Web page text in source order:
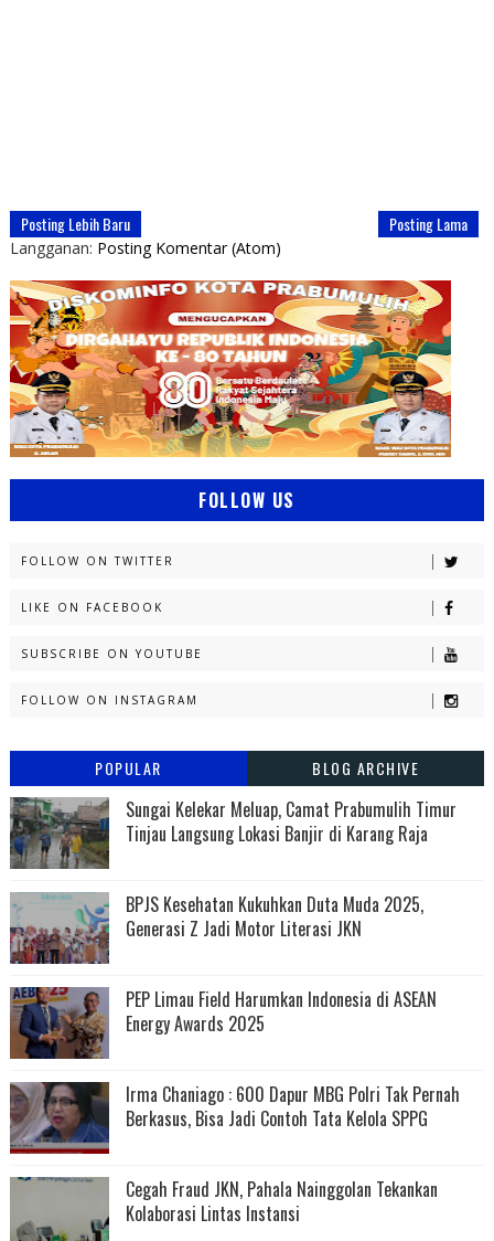
Posting Lebih Baru Posting Lama
Langganan: Posting Komentar (Atom)
FOLLOW US
FOLLOW ON TWITTER
LIKE ON FACEBOOK
SUBSCRIBE ON YOUTUBE
FOLLOW ON INSTAGRAM
POPULAR BLOG ARCHIVE
Sungai Kelekar Meluap, Camat Prabumulih Timur
Tinjau Langsung Lokasi Banjir di Karang Raja
BPJS Kesehatan Kukuhkan Duta Muda 2025,
Generasi Z Jadi Motor Literasi JKN
PEP Limau Field Harumkan Indonesia di ASEAN
Energy Awards 2025
Irma Chaniago : 600 Dapur MBG Polri Tak Pernah
Berkasus, Bisa Jadi Contoh Tata Kelola SPPG
Cegah Fraud JKN, Pahala Nainggolan Tekankan
Kolaborasi Lintas Instansi